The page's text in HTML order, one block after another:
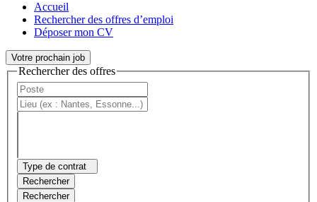
Accueil
Rechercher des offres d’emploi
Déposer mon CV
Votre prochain job
Rechercher des offres
Type de contrat
Rechercher
Rechercher